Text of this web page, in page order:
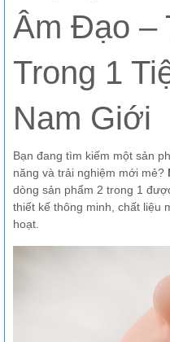
Âm Đạo –
Trong 1
Nam Giới
Bạn đang tìm kiếm một sản
năng và trải nghiệm mới mẻ?
dòng sản phẩm 2 trong 1
thiết kế thông minh, chất liệu
hoạt.